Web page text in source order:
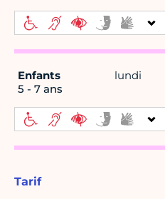
Enfants
5 - 7 ans
lundi
Tarif